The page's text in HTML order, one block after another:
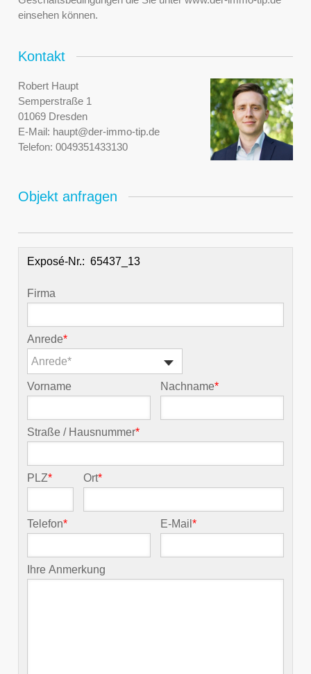
einsehen können.
Kontakt
Robert Haupt
Semperstraße 1
01069 Dresden
E-Mail: haupt@der-immo-tip.de
Telefon: 0049351433130
Objekt anfragen
Exposé-Nr.:
Firma
Anrede*
Anrede*
Vorname Nachname*
Straße / Hausnummer*
PLZ* Ort*
Telefon* E-Mail*
Ihre Anmerkung